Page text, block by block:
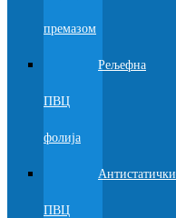
премазом
Рељефна
ПВЦ
фолија
Антистатички
ПВЦ